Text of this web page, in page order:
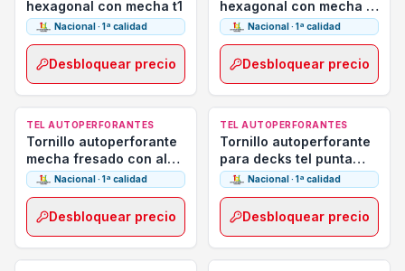
hexagonal con mecha t1
Nacional · 1ª calidad
Desbloquear precio
hexagonal con mecha y
arandela t2
Nacional · 1ª calidad
Desbloquear precio
TEL AUTOPERFORANTES
Tornillo autoperforante
mecha fresado con alas
t2
Nacional · 1ª calidad
Desbloquear precio
TEL AUTOPERFORANTES
Tornillo autoperforante
para decks tel punta
mechaNacional · 1ª calidad
Desbloquear precio